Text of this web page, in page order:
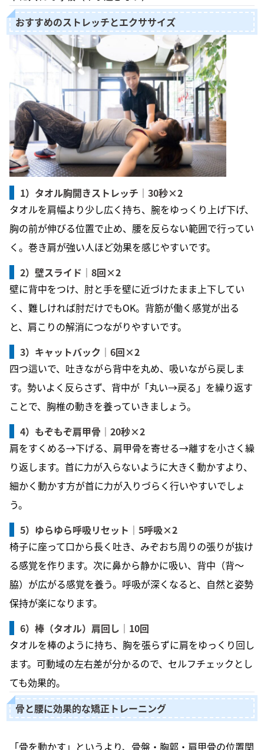
おすすめのストレッチとエクササイズ
1）タオル胸開きストレッチ｜30秒×2
タオルを肩幅より少し広く持ち、腕をゆっくり上げ下げ、
胸の前が伸びる位置で止め、腰を反らない範囲で行ってい
く。巻き肩が強い人ほど効果を感じやすいです。
2）壁スライド｜8回×2
壁に背中をつけ、肘と手を壁に近づけたまま上下してい
く、難しければ肘だけでもOK。背筋が働く感覚が出る
と、肩こりの解消につながりやすいです。
3）キャットバック｜6回×2
四つ這いで、吐きながら背中を丸め、吸いながら戻しま
す。勢いよく反らさず、背中が「丸い→戻る」を繰り返す
ことで、胸椎の動きを養っていきましょう。
4）もぞもぞ肩甲骨｜20秒×2
肩をすくめる→下げる、肩甲骨を寄せる→離すを小さく繰
り返します。首に力が入らないように大きく動かすより、
細かく動かす方が首に力が入りづらく行いやすいでしょ
う。
5）ゆらゆら呼吸リセット｜5呼吸×2
椅子に座って口から長く吐き、みぞおち周りの張りが抜け
る感覚を作ります。次に鼻から静かに吸い、背中（背〜
脇）が広がる感覚を養う。呼吸が深くなると、自然と姿勢
保持が楽になります。
6）棒（タオル）肩回し｜10回
タオルを棒のように持ち、胸を張らずに肩をゆっくり回し
ます。可動域の左右差が分かるので、セルフチェックとし
ても効果的。
骨と腰に効果的な矯正トレーニング
「骨を動かす」というより、骨盤・胸郭・肩甲骨の位置関